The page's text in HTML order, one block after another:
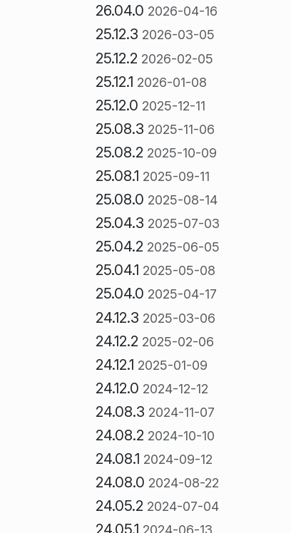
26.04.0 2026-04-16
25.12.3 2026-03-05
25.12.2 2026-02-05
25.12.1 2026-01-08
25.12.0 2025-12-11
25.08.3 2025-11-06
25.08.2 2025-10-09
25.08.1 2025-09-11
25.08.0 2025-08-14
25.04.3 2025-07-03
25.04.2 2025-06-05
25.04.1 2025-05-08
25.04.0 2025-04-17
24.12.3 2025-03-06
24.12.2 2025-02-06
24.12.1 2025-01-09
24.12.0 2024-12-12
24.08.3 2024-11-07
24.08.2 2024-10-10
24.08.1 2024-09-12
24.08.0 2024-08-22
24.05.2 2024-07-04
24.05.1